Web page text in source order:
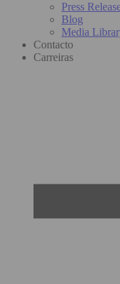
Press
Blog
Media
Contacto
Carreiras